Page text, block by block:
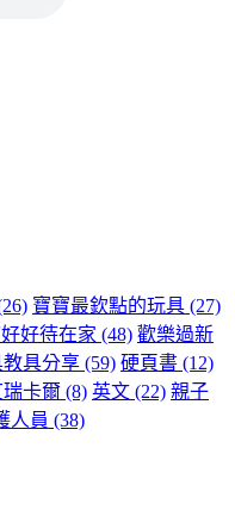
寶寶最欽點的玩具 (27)
好待在家 (48) 歡樂過新
具分享 (59) 硬頁書 (12)
瑞卡爾 (8) 英文 (22) 親子
人員 (38)